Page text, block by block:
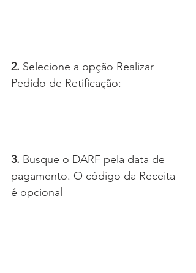
2. Selecione a opção Realizar
Pedido de Retificação:
3. Busque o DARF pela data de
pagamento. O código da Receita
é opcional